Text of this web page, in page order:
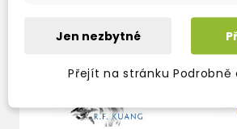
Jen nezbytné
Přejít na stránku Podrobně